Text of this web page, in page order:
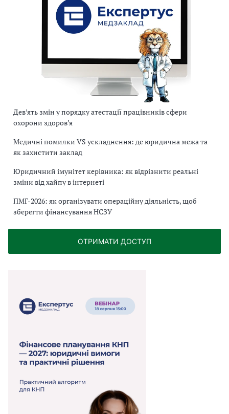
Дев’ять змін у порядку атестації працівників сфери
охорони здоров’я
Медичні помилки VS ускладнення: де юридична межа та
як захистити заклад
Юридичний імунітет керівника: як відрізнити реальні
зміни від хайпу в інтернеті
ПМГ-2026: як організувати операційну діяльність, щоб
зберегти фінансування НСЗУ
ОТРИМАТИ ДОСТУП